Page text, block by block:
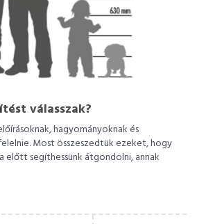
válasszak?
hagyományoknak és
Most összeszedtük ezeket, hogy
előtt segíthessünk átgondolni, annak